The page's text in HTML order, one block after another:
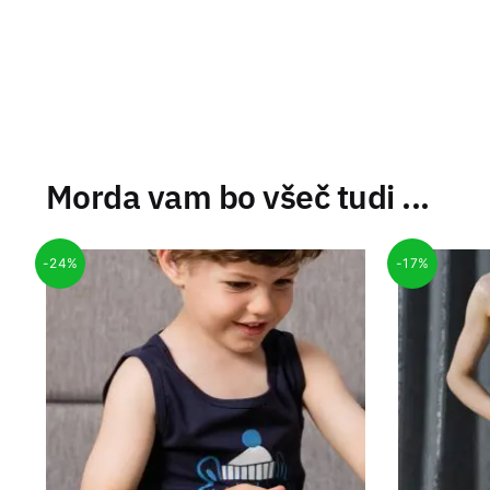
Morda vam bo všeč tudi ...
-24% -17%